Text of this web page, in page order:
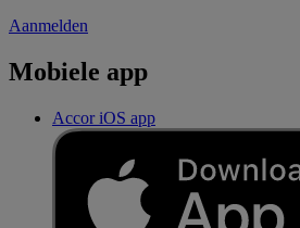
Aanmelden
Mobiele app
Accor iOS app